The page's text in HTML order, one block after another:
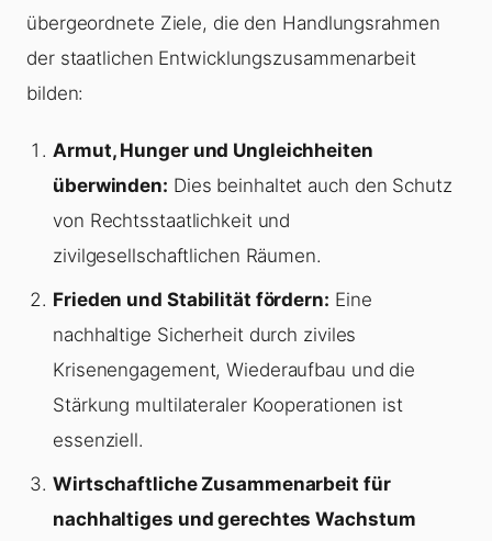
übergeordnete Ziele, die den Handlungsrahmen
der staatlichen Entwicklungszusammenarbeit
bilden:
Armut, Hunger und Ungleichheiten
überwinden: Dies beinhaltet auch den Schutz
von Rechtsstaatlichkeit und
zivilgesellschaftlichen Räumen.
Frieden und Stabilität fördern: Eine
nachhaltige Sicherheit durch ziviles
Krisenengagement, Wiederaufbau und die
Stärkung multilateraler Kooperationen ist
essenziell.
Wirtschaftliche Zusammenarbeit für
nachhaltiges und gerechtes Wachstum